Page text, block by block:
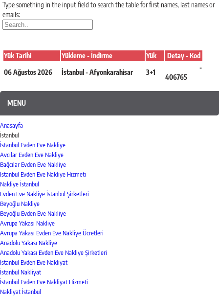
Type something in the input field to search the table for first names, last names or
emails:
Yük Tarihi Yükleme - İndirme Yük
Detay - Kod
06 Ağustos 2026
İstanbul - Afyonkarahisar 3+1
-
406765
MENU
Anasayfa
İstanbul
İstanbul Evden Eve Nakliye
Avcılar Evden Eve Nakliye
Bağcılar Evden Eve Nakliye
İstanbul Evden Eve Nakliye Hizmeti
Nakliye İstanbul
Evden Eve Nakliye İstanbul Şirketleri
Beyoğlu Nakliye
Beyoğlu Evden Eve Nakliye
Avrupa Yakası Nakliye
Avrupa Yakası Evden Eve Nakliye Ücretleri
Anadolu Yakası Nakliye
Anadolu Yakası Evden Eve Nakliye Şirketleri
İstanbul Evden Eve Nakliyat
İstanbul Nakliyat
İstanbul Evden Eve Nakliyat Hizmeti
Nakliyat İstanbul